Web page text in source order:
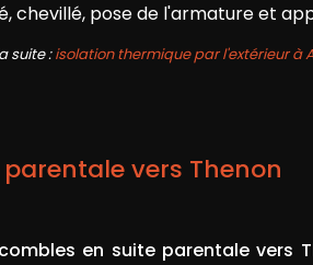
chevillé, pose de l'armature et
suite :isolation thermique par l'extérieur à
vers Thenon
en suite parentale vers